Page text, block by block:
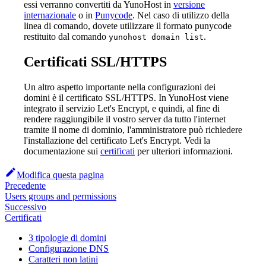
essi verranno convertiti da YunoHost in versione
internazionale o in Punycode. Nel caso di utilizzo della
linea di comando, dovete utilizzare il formato punycode
restituito dal comando yunohost domain list.
Certificati SSL/HTTPS
Un altro aspetto importante nella configurazioni dei
domini è il certificato SSL/HTTPS. In YunoHost viene
integrato il servizio Let's Encrypt, e quindi, al fine di
rendere raggiungibile il vostro server da tutto l'internet
tramite il nome di dominio, l'amministratore può richiedere
l'installazione del certificato Let's Encrypt. Vedi la
documentazione sui certificati per ulteriori informazioni.
Modifica questa pagina
Precedente
Users groups and permissions
Successivo
Certificati
3 tipologie di domini
Configurazione DNS
Caratteri non latini